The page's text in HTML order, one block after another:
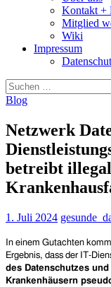
Kontakt +
Mitglied
Wiki
Impressum
Suchen
nach:
Blog
Netzwerk
betreibt
1. Juli 2024
In einem Gutachten
Ergebnis, dass der IT-
des Datenschutzes
Krankenhäusern